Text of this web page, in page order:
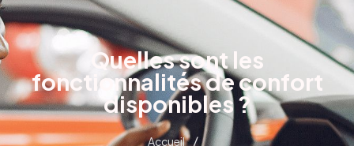
Quelles sont les
fonctionnalités de confort
disponibles ?
Accueil /